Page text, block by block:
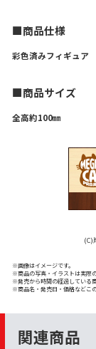
■商品仕様
彩色済みフィギュア
■商品サイズ
全高約100㎜
(C)
※画像はイメージです。
※商品の写真・イラストは実際
※発売から時間の経過している
※商品名・発売日・価格などこ
関連商品